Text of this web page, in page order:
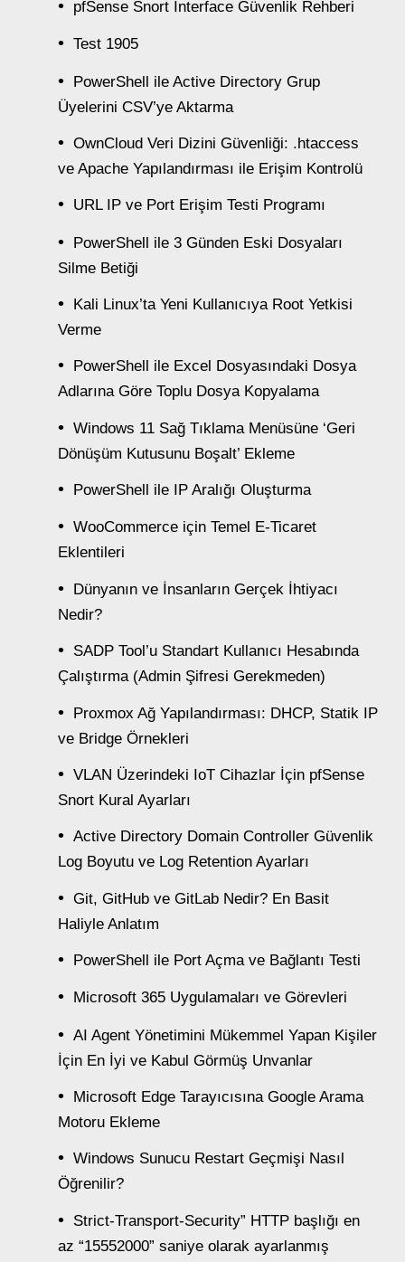
pfSense Snort Interface Güvenlik Rehberi
Test 1905
PowerShell ile Active Directory Grup
Üyelerini CSV’ye Aktarma
OwnCloud Veri Dizini Güvenliği: .htaccess
ve Apache Yapılandırması ile Erişim Kontrolü
URL IP ve Port Erişim Testi Programı
PowerShell ile 3 Günden Eski Dosyaları
Silme Betiği
Kali Linux’ta Yeni Kullanıcıya Root Yetkisi
Verme
PowerShell ile Excel Dosyasındaki Dosya
Adlarına Göre Toplu Dosya Kopyalama
Windows 11 Sağ Tıklama Menüsüne ‘Geri
Dönüşüm Kutusunu Boşalt’ Ekleme
PowerShell ile IP Aralığı Oluşturma
WooCommerce için Temel E-Ticaret
Eklentileri
Dünyanın ve İnsanların Gerçek İhtiyacı
Nedir?
SADP Tool’u Standart Kullanıcı Hesabında
Çalıştırma (Admin Şifresi Gerekmeden)
Proxmox Ağ Yapılandırması: DHCP, Statik IP
ve Bridge Örnekleri
VLAN Üzerindeki IoT Cihazlar İçin pfSense
Snort Kural Ayarları
Active Directory Domain Controller Güvenlik
Log Boyutu ve Log Retention Ayarları
Git, GitHub ve GitLab Nedir? En Basit
Haliyle Anlatım
PowerShell ile Port Açma ve Bağlantı Testi
Microsoft 365 Uygulamaları ve Görevleri
AI Agent Yönetimini Mükemmel Yapan Kişiler
İçin En İyi ve Kabul Görmüş Unvanlar
Microsoft Edge Tarayıcısına Google Arama
Motoru Ekleme
Windows Sunucu Restart Geçmişi Nasıl
Öğrenilir?
Strict-Transport-Security” HTTP başlığı en
az “15552000” saniye olarak ayarlanmış